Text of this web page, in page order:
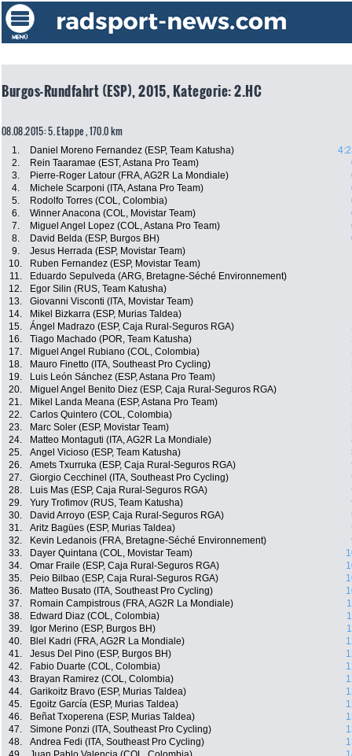
Burgos-Rundfahrt (ESP), 2015, Kategorie: 2.HC
08.08.2015: 5. Etappe , 170.0 km
1. Daniel Moreno Fernandez (ESP, Team Katusha)
2.
Rein Taaramae (EST, Astana Pro Team)
3.
Pierre-Roger Latour (FRA, AG2R La Mondiale)
4.
Michele Scarponi (ITA, Astana Pro Team)
5.
Rodolfo Torres (COL, Colombia)
6.
Winner Anacona (COL, Movistar Team)
7.
Miguel Angel Lopez (COL, Astana Pro Team)
8.
David Belda (ESP, Burgos BH)
9.
Jesus Herrada (ESP, Movistar Team)
10.
Ruben Fernandez (ESP, Movistar Team)
11.
Eduardo Sepulveda (ARG, Bretagne-Séché Environnement)
12.
Egor Silin (RUS, Team Katusha)
13.
Giovanni Visconti (ITA, Movistar Team)
14.
Mikel Bizkarra (ESP, Murias Taldea)
15.
Ángel Madrazo (ESP, Caja Rural-Seguros RGA)
16.
Tiago Machado (POR, Team Katusha)
17.
Miguel Angel Rubiano (COL, Colombia)
18.
Mauro Finetto (ITA, Southeast Pro Cycling)
19.
Luis León Sánchez (ESP, Astana Pro Team)
20.
Miguel Angel Benito Diez (ESP, Caja Rural-Seguros RGA)
21.
Mikel Landa Meana (ESP, Astana Pro Team)
22.
Carlos Quintero (COL, Colombia)
23.
Marc Soler (ESP, Movistar Team)
24.
Matteo Montaguti (ITA, AG2R La Mondiale)
25.
Angel Vicioso (ESP, Team Katusha)
26.
Amets Txurruka (ESP, Caja Rural-Seguros RGA)
27.
Giorgio Cecchinel (ITA, Southeast Pro Cycling)
28.
Luis Mas (ESP, Caja Rural-Seguros RGA)
29.
Yury Trofimov (RUS, Team Katusha)
30.
David Arroyo (ESP, Caja Rural-Seguros RGA)
31.
Aritz Bagües (ESP, Murias Taldea)
32.
Kevin Ledanois (FRA, Bretagne-Séché Environnement)
33.
Dayer Quintana (COL, Movistar Team)
34.
Omar Fraile (ESP, Caja Rural-Seguros RGA)
35.
Peio Bilbao (ESP, Caja Rural-Seguros RGA)
36.
Matteo Busato (ITA, Southeast Pro Cycling)
37.
Romain Campistrous (FRA, AG2R La Mondiale)
38.
Edward Diaz (COL, Colombia)
39.
Igor Merino (ESP, Burgos BH)
40.
Blel Kadri (FRA, AG2R La Mondiale)
41.
Jesus Del Pino (ESP, Burgos BH)
42.
Fabio Duarte (COL, Colombia)
43.
Brayan Ramirez (COL, Colombia)
44.
Garikoitz Bravo (ESP, Murias Taldea)
45.
Egoitz García (ESP, Murias Taldea)
46.
Beñat Txoperena (ESP, Murias Taldea)
47.
Simone Ponzi (ITA, Southeast Pro Cycling)
48.
Andrea Fedi (ITA, Southeast Pro Cycling)